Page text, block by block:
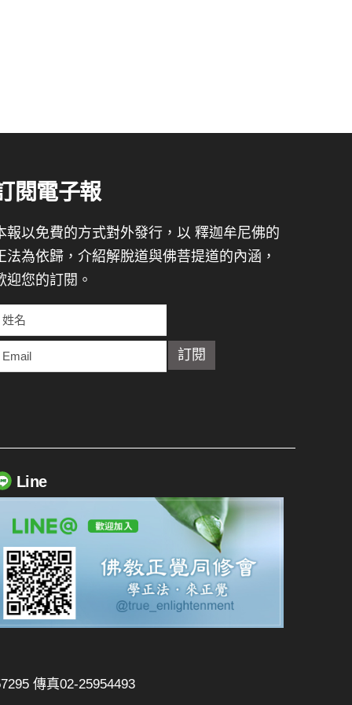
閱電子報
報以免費的方式對外發行，以 釋迦牟尼佛的
法為依歸，介紹解脫道與佛菩提道的內涵，
迎您的訂閱。
Line
傳真02-25954493